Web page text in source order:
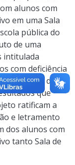
alunos com
em uma Sala
pública do
de uma
intitulada
com deficiência
o espaço da
que
ratificam a
e letramento
dos alunos com
tanto Sala de